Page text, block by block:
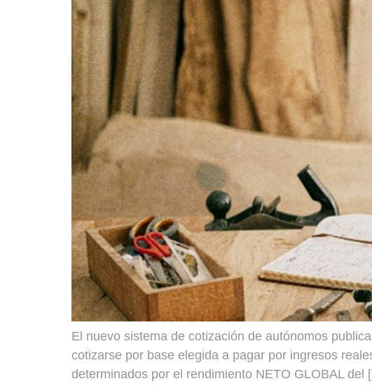
El nuevo sistema de cotización de autónomos
cotizarse por base elegida a pagar por ingresos
determinados por el rendimiento NETO GLOBAL del